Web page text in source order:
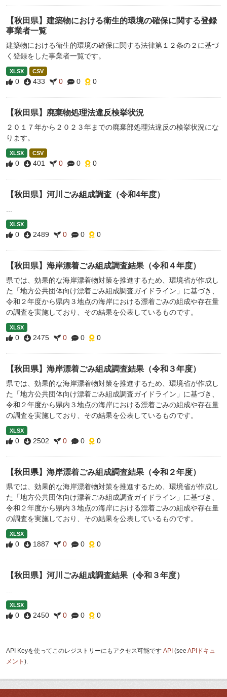
【秋田県】建築物における衛生的環境の確保に関する登録
事業者一覧
建築物における衛生的環境の確保に関する法律第１２条の２に基づ
く登録をした事業者一覧です。
XLSX CSV
0 433 0 0 0
【秋田県】廃棄物処理法違反検挙状況
２０１７年から２０２３年までの廃棄部処理法違反の検挙状況にな
ります。
XLSX CSV
0 401 0 0 0
【秋田県】河川ごみ組成調査（令和4年度）
XLSX
0 2489 0 0 0
【秋田県】海岸漂着ごみ組成調査結果（令和４年度）
県では、効果的な海岸漂着物対策を推進するため、環境省が作成し
た「地方公共団体向け漂着ごみ組成調査ガイドライン」に基づき、
令和２年度から県内３地点の海岸における漂着ごみの組成や存在量
の調査を実施しており、その結果を公表しているものです。
XLSX
0 2475 0 0 0
【秋田県】海岸漂着ごみ組成調査結果（令和３年度）
県では、効果的な海岸漂着物対策を推進するため、環境省が作成し
た「地方公共団体向け漂着ごみ組成調査ガイドライン」に基づき、
令和２年度から県内３地点の海岸における漂着ごみの組成や存在量
の調査を実施しており、その結果を公表しているものです。
XLSX
0 2502 0 0 0
【秋田県】海岸漂着ごみ組成調査結果（令和２年度）
県では、効果的な海岸漂着物対策を推進するため、環境省が作成し
た「地方公共団体向け漂着ごみ組成調査ガイドライン」に基づき、
令和２年度から県内３地点の海岸における漂着ごみの組成や存在量
の調査を実施しており、その結果を公表しているものです。
XLSX
0 1887 0 0 0
【秋田県】河川ごみ組成調査結果（令和３年度）
XLSX
0 2450 0 0 0
API Keyを使ってこのレジストリーにもアクセス可能です API (see APIドキュ
メント ).